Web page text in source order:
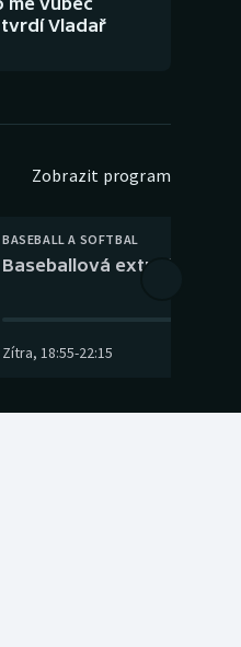
tvrdí Vladař
Zobrazit program
BASEBALL A SOFTBAL
Baseballová extraliga:
Zítra, 18:55-22:15